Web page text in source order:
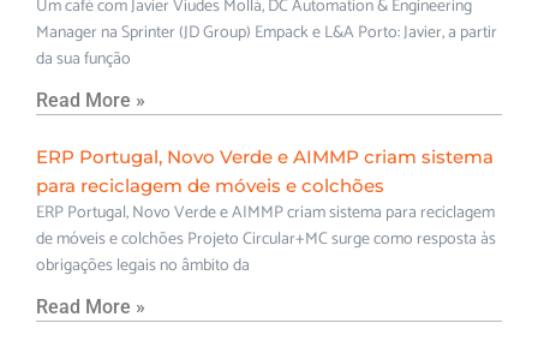
Um café com Javier Viudes Mollá, DC Automation & Engineering
Manager na Sprinter (JD Group) Empack e L&A Porto: Javier, a partir
da sua função
Read More »
ERP Portugal, Novo Verde e AIMMP criam sistema
para reciclagem de móveis e colchões
ERP Portugal, Novo Verde e AIMMP criam sistema para reciclagem
de móveis e colchões Projeto Circular+MC surge como resposta às
obrigações legais no âmbito da
Read More »